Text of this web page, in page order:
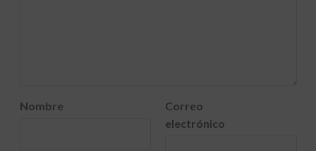
Nombre
Correo
electrónico